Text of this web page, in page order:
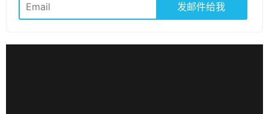
发邮件给我